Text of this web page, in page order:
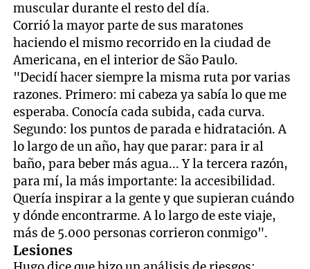
muscular durante el resto del día.
Corrió la mayor parte de sus maratones
haciendo el mismo recorrido en la ciudad de
Americana, en el interior de São Paulo.
"Decidí hacer siempre la misma ruta por varias
razones. Primero: mi cabeza ya sabía lo que me
esperaba. Conocía cada subida, cada curva.
Segundo: los puntos de parada e hidratación. A
lo largo de un año, hay que parar: para ir al
baño, para beber más agua... Y la tercera razón,
para mí, la más importante: la accesibilidad.
Quería inspirar a la gente y que supieran cuándo
y dónde encontrarme. A lo largo de este viaje,
más de 5.000 personas corrieron conmigo".
Lesiones